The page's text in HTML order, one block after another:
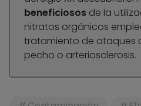
beneficiosos de la
nitratos orgánicos
tratamiento de ataques
pecho o arteriosclerosis.